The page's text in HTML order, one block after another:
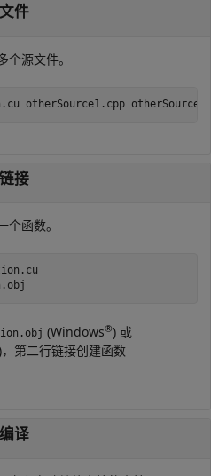
件
源文件。
otherSource1.cpp
接
函数。
(Windows®) 或
第二行链接创建函数
译